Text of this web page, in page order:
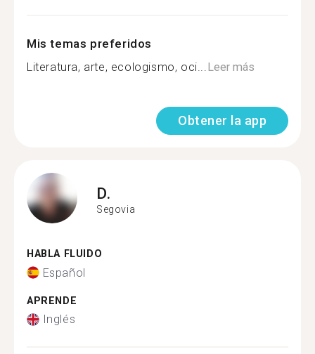
Mis temas preferidos
Literatura, arte, ecologismo, oci...Leer más
Obtener la app
D.
Segovia
HABLA FLUIDO
Español
APRENDE
Inglés